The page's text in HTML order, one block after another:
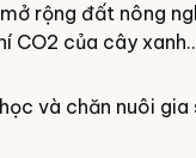
rộng đất nông
CO2 của cây xanh..
và chăn nuôi